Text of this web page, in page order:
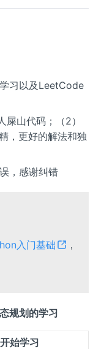
习以及LeetCode
山代码；（2）
，更好的解法和独
，感谢纠错
入门基础
，
规划的学习
开始学习